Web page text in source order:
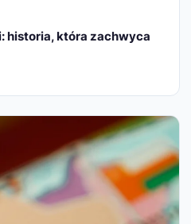
historia, która zachwyca